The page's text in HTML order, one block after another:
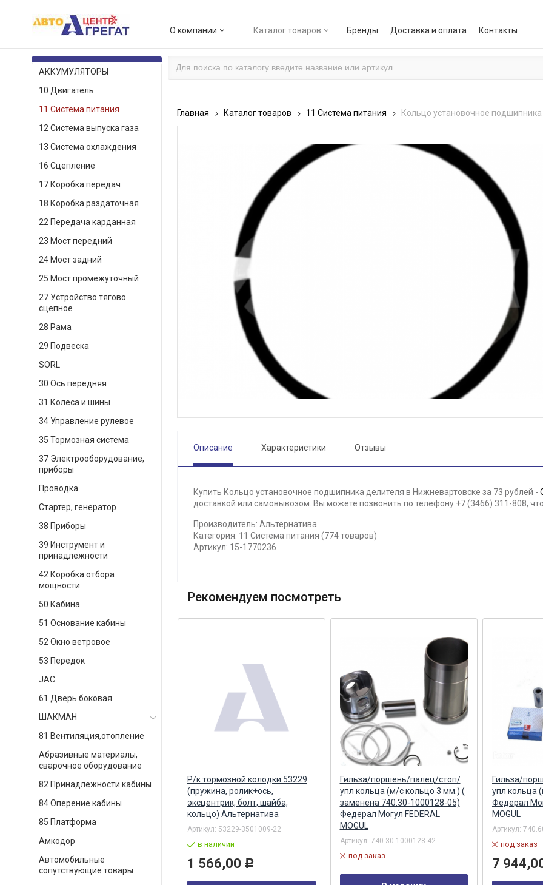
О компании Каталог товаров Бренды Доставка и оплата Контакты
КАТАЛОГ ТОВАРОВ
АККУМУЛЯТОРЫ
10 Двигатель
11 Система питания
12 Система выпуска газа
13 Система охлаждения
16 Сцепление
17 Коробка передач
18 Коробка раздаточная
22 Передача карданная
23 Мост передний
24 Мост задний
25 Мост промежуточный
27 Устройство тягово
сцепное
28 Рама
29 Подвеска
SORL
30 Ось передняя
31 Колеса и шины
34 Управление рулевое
35 Тормозная система
37 Электрооборудование,
приборы
Проводка
Стартер, генератор
38 Приборы
39 Инструмент и
принадлежности
42 Коробка отбора
мощности
50 Кабина
51 Основание кабины
52 Окно ветровое
53 Передок
JAC
61 Дверь боковая
ШАКМАН
81 Вентиляция,отопление
Абразивные материалы,
сварочное оборудование
82 Принадлежности кабины
84 Оперение кабины
85 Платформа
Амкодор
Автомобильные
сопутствующие товары
Главная Каталог товаров 11 Система питания Кольцо установочное
Описание Характеристики Отзывы
Купить Кольцо установочное подшипника делителя в Нижневартовске за 73 рублей -
доставкой или самовывозом. Вы можете позвонить по телефону +7 (3466) 311-808,
Производитель: Альтернатива
Категория: 11 Система питания (774 товаров)
Артикул: 15-1770236
Рекомендуем посмотреть
Гильза/поршень/палец/стоп/
упл кольца (м/с кольцо 3 мм.)
Федерал Могул FEDERAL
740.30-1000128-08
в наличии
15 537,00 Р
Р/к тормозной колодки 53229
(пружина, ролик+ось,
эксцентрик, болт, шайба,
кольцо) Альтернатива
Артикул: 53229-3501009-22
в наличии
1 566,00 Р
Гильза/поршень/палец/стоп/
упл кольца (м/с кольцо 3 мм.) (
заменена 740.30-1000128-05)
Федерал Могул FEDERAL
MOGUL
Артикул: 740.30-1000128-42
под заказ
Гильза/
упл кольца
Федерал
MOGUL
Артикул:
под заказ
7